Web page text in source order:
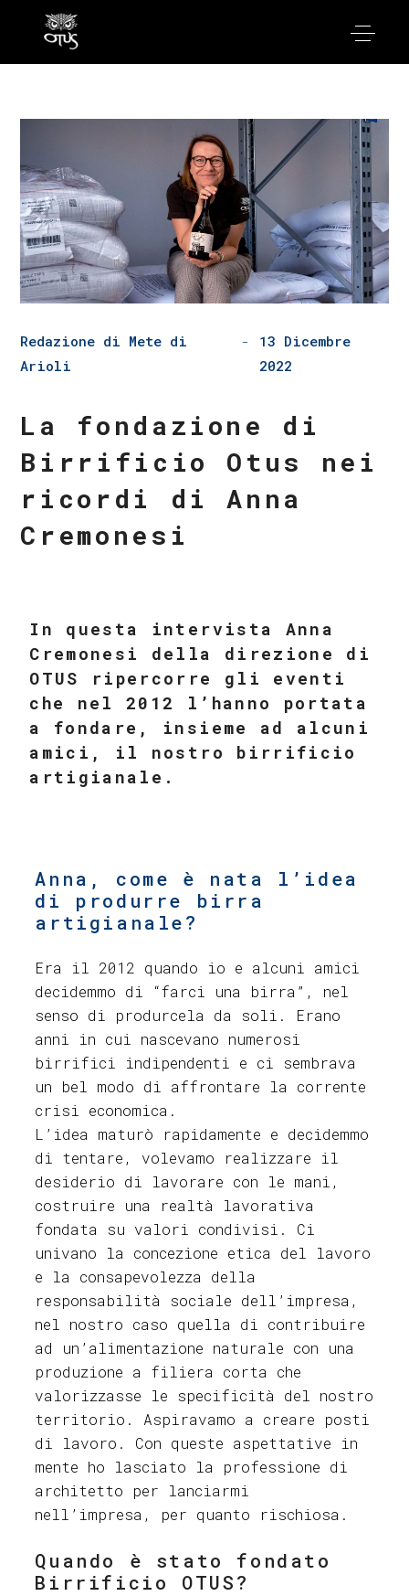
Redazione di Mete di
Arioli
13 Dicembre
2022
La fondazione di
Birrificio Otus nei
ricordi di Anna
Cremonesi
In questa intervista Anna
Cremonesi della direzione di
OTUS ripercorre gli eventi
che nel 2012 l’hanno portata
a fondare, insieme ad alcuni
amici, il nostro birrificio
artigianale.
Anna, come è nata l’idea
di produrre birra
artigianale?
Era il 2012 quando io e alcuni amici
decidemmo di “farci una birra”, nel
senso di produrcela da soli. Erano
anni in cui nascevano numerosi
birrifici indipendenti e ci sembrava
un bel modo di affrontare la corrente
crisi economica.
L’idea maturò rapidamente e decidemmo
di tentare, volevamo realizzare il
desiderio di lavorare con le mani,
costruire una realtà lavorativa
fondata su valori condivisi. Ci
univano la concezione etica del lavoro
e la consapevolezza della
responsabilità sociale dell’impresa,
nel nostro caso quella di contribuire
ad un’alimentazione naturale con una
produzione a filiera corta che
valorizzasse le specificità del nostro
territorio. Aspiravamo a creare posti
di lavoro. Con queste aspettative in
mente ho lasciato la professione di
architetto per lanciarmi
nell’impresa, per quanto rischiosa.
Quando è stato fondato
Birrificio OTUS?